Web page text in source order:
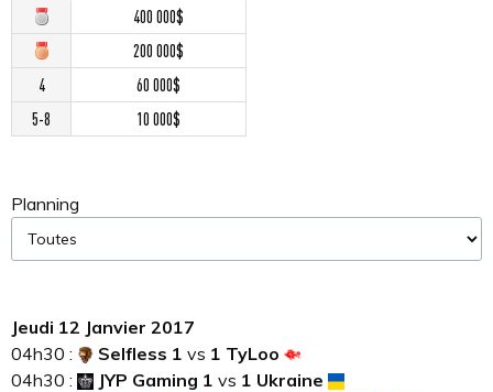
400 000$
200 000$
4
60 000$
5-8
10 000$
Planning
Jeudi 12 Janvier 2017
04h30 :
Selfless 1 vs 1 TyLoo
04h30 :
JYP Gaming 1 vs 1 Ukraine